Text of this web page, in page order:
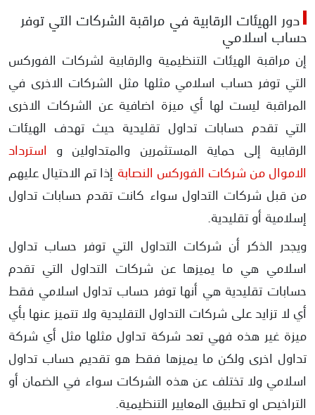
دور الهيئات الرقابية في مراقبة الشركات التي توفر
حساب اسلامي
إن مراقبة الهيئات التنظيمية والرقابية لشركات الفوركس
التي توفر حساب اسلامي مثلها مثل الشركات الاخرى في
المراقبة ليست لها أي ميزة اضافية عن الشركات الاخرى
التي تقدم حسابات تداول تقليدية حيث تهدف الهيئات
الرقابية إلى حماية المستثمرين والمتداولين و استرداد
الاموال من شركات الفوركس النصابة إذا تم الاحتيال عليهم
من قبل شركات التداول سواء كانت تقدم حسابات تداول
إسلامية أو تقليدية.
ويجدر الذكر أن شركات التداول التي توفر حساب تداول
اسلامي هي ما يميزها عن شركات التداول التي تقدم
حسابات تقليدية هي أنها توفر حساب تداول اسلامي فقط
أي لا تزايد على شركات التداول التقليدية ولا تتميز عنها بأي
ميزة غير هذه فهي تعد شركة تداول مثلها مثل أي شركة
تداول اخرى ولكن ما يميزها فقط هو تقديم حساب تداول
اسلامي ولا تختلف عن هذه الشركات سواء في الضمان أو
التراخيص او تطبيق المعايير التنظيمية.